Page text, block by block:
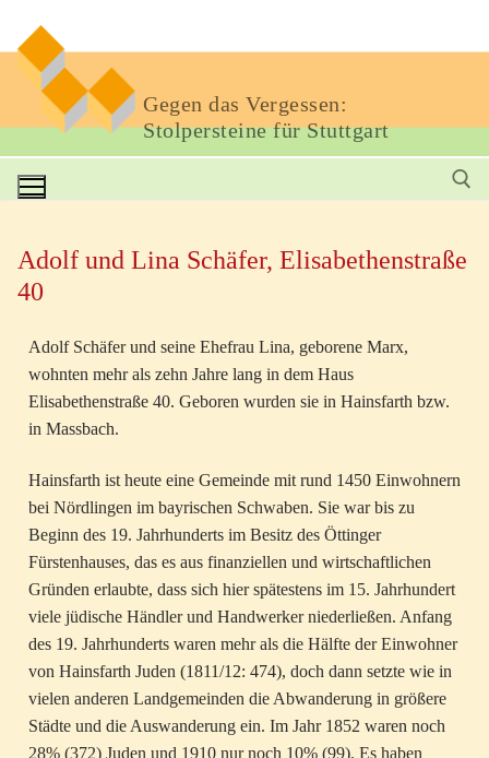
Gegen das Vergessen:
Stolpersteine für Stuttgart
Adolf und Lina Schäfer, Elisabethenstraße
40
Adolf Schäfer und seine Ehefrau Lina, geborene Marx,
wohnten mehr als zehn Jahre lang in dem Haus
Elisabethenstraße 40. Geboren wurden sie in Hainsfarth bzw.
in Massbach.
Hainsfarth ist heute eine Gemeinde mit rund 1450 Einwohnern
bei Nördlingen im bayrischen Schwaben. Sie war bis zu
Beginn des 19. Jahrhunderts im Besitz des Öttinger
Fürstenhauses, das es aus finanziellen und wirtschaftlichen
Gründen erlaubte, dass sich hier spätestens im 15. Jahrhundert
viele jüdische Händler und Handwerker niederließen. Anfang
des 19. Jahrhunderts waren mehr als die Hälfte der Einwohner
von Hainsfarth Juden (1811/12: 474), doch dann setzte wie in
vielen anderen Landgemeinden die Abwanderung in größere
Städte und die Auswanderung ein. Im Jahr 1852 waren noch
28% (372) Juden und 1910 nur noch 10% (99). Es haben